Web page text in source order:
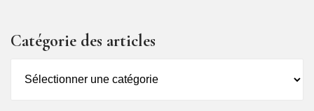
Catégorie des articles
des